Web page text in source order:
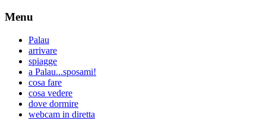
Menu
Palau
arrivare
spiagge
a Palau...sposami!
cosa fare
cosa vedere
dove dormire
webcam in diretta